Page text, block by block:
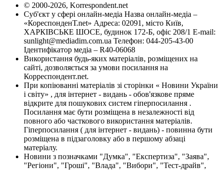
© 2000-2026, Korrespondent.net
Суб'єкт у сфері онлайн-медіа Назва онлайн-медіа –
«КореспонденТ.net» Адреса: 02091, місто Київ,
ХАРКІВСЬКЕ ШОСЕ, будинок 172-Б, офіс 208/1 E-mail:
sunlight@mediadim.com.ua Телефон: 044-205-43-00
Ідентифікатор медіа – R40-06068
Використання будь-яких матеріалів, розміщених на
сайті, дозволяється за умови посилання на
Корреспондент.net.
При копіюванні матеріалів зі сторінки « Новини України
і світу» , для інтернет - видань - обов'язкове пряме
відкрите для пошукових систем гіперпосилання .
Посилання має бути розміщена в незалежності від
повного або часткового використання матеріалів.
Гіперпосилання ( для інтернет - видань) - повинна бути
розміщена в підзаголовку або в першому абзаці
матеріалу.
Новини з позначками "Думка", "Експертиза", "Заява",
"Регіони", "Гроші", "Влада", "Вибори", "Тест-драйв",